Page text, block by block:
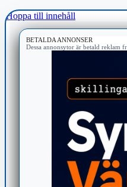
Hoppa till innehåll
BETALDA ANNONSER
Dessa annonsytor är betald reklam